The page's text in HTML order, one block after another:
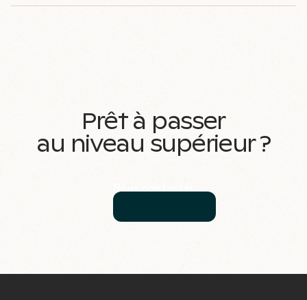
Prêt à passer
au niveau supérieur ?